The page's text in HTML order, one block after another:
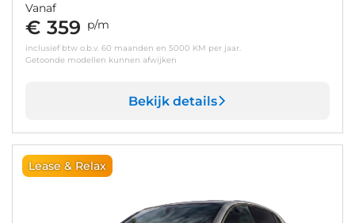
Vanaf
€ 359 p/m
inclusief btw o.b.v. 60 maanden en 5000 KM per jaar.
Getoonde modellen kunnen afwijken
Bekijk details
Lease & Relax